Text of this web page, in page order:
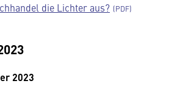
die Lichter aus?
2023